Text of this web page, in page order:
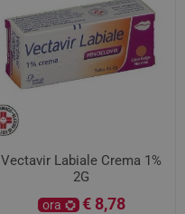
Vectavir Labiale Crema 1%
2G
ora € 8,78